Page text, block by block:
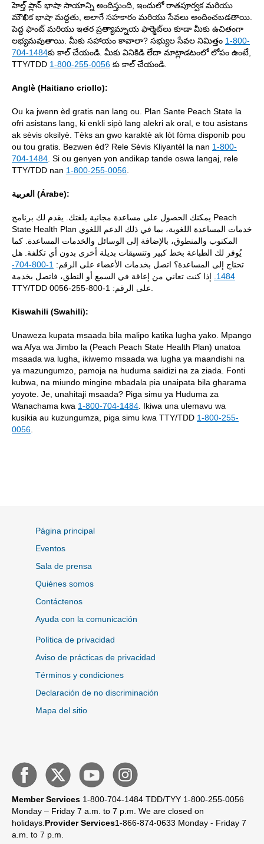
హెల్త్ ప్లాన్ భాషా సాయాన్ని అందిస్తుంది, ఇందులో రాతపూర్వక మరియు
మౌఖిక భాషా మద్దతు, అలాగే సహకారం మరియు సేవలు అందించబడతాయి.
పెద్ద ఫాంట్ మరియు ఇతర ప్రత్యామ్నాయ ఫార్మెట్‌లు కూడా మీకు ఉచితంగా
లభ్యమవుతాయి. మీకు సహాయం కావాలా? సభ్యుల సేవల నిమిత్తం 1-800-
704-1484కు కాల్ చేయండి. మీకు వినికిడి లేదా మాట్లాడటంలో లోపం ఉంటే,
TTY/TDD 1-800-255-0056 కు కాల్ చేయండి.
Anglè (Haitiano criollo):
Ou ka jwenn èd gratis nan lang ou. Plan Sante Peach State la
ofri asistans lang, ki enkli sipò lang alekri ak oral, e tou asistans
ak sèvis oksilyè. Tèks an gwo karaktè ak lòt fòma disponib pou
ou tou gratis. Bezwen èd? Rele Sèvis Kliyantèl la nan 1-800-
704-1484 . Si ou genyen yon andikap tande oswa langaj, rele
TTY/TDD nan 1-800-255-0056
العربية (Árabe):
يمكنك الحصول على مساعدة مجانية بلغتك. يقدم لك برنامج Peach
State Health Plan خدمات المساعدة اللغوية، بما في ذلك الدعم اللغوي
المكتوب والمنطوق، بالإضافة إلى الوسائل والخدمات المساعدة. كما
يُوفر لك الطباعة بخط كبير وتنسيقات بديلة أخرى بدون أي تكلفة. هل
تحتاج إلى المساعدة؟ اتصل بخدمات الأعضاء على الرقم:
1-800-704-
1484.
إذا كنت تعاني من إعاقة في السمع أو النطق، فاتصل بخدمة
Kiswahili (Swahili):
Unaweza kupata msaada bila malipo katika lugha yako. Mpango
wa Afya wa Jimbo la (Peach Peach State Health Plan) unatoa
msaada wa lugha, ikiwemo msaada wa lugha ya maandishi na
ya mazungumzo, pamoja na huduma saidizi na za ziada. Fonti
kubwa, na miundo mingine mbadala pia unaipata bila gharama
yoyote. Je, unahitaji msaada? Piga simu ya Huduma za
Wanachama kwa 1-800-704-1484 . Ikiwa una ulemavu wa
kusikia au kuzungumza, piga simu kwa TTY/TDD 1-800-255-
0056
Página principal
Eventos
Sala de prensa
Quiénes somos
Contáctenos
Ayuda con la comunicación
Política de privacidad
Aviso de prácticas de privacidad
Términos y condiciones
Declaración de no discriminación
Mapa del sitio
Member Services 1-800-704-1484 TDD/TYY 1-800-255-0056
Monday – Friday 7 a.m. to 7 p.m. We are closed on
holidays. Provider Services1-866-874-0633 Monday - Friday 7
a.m. to 7 p.m.